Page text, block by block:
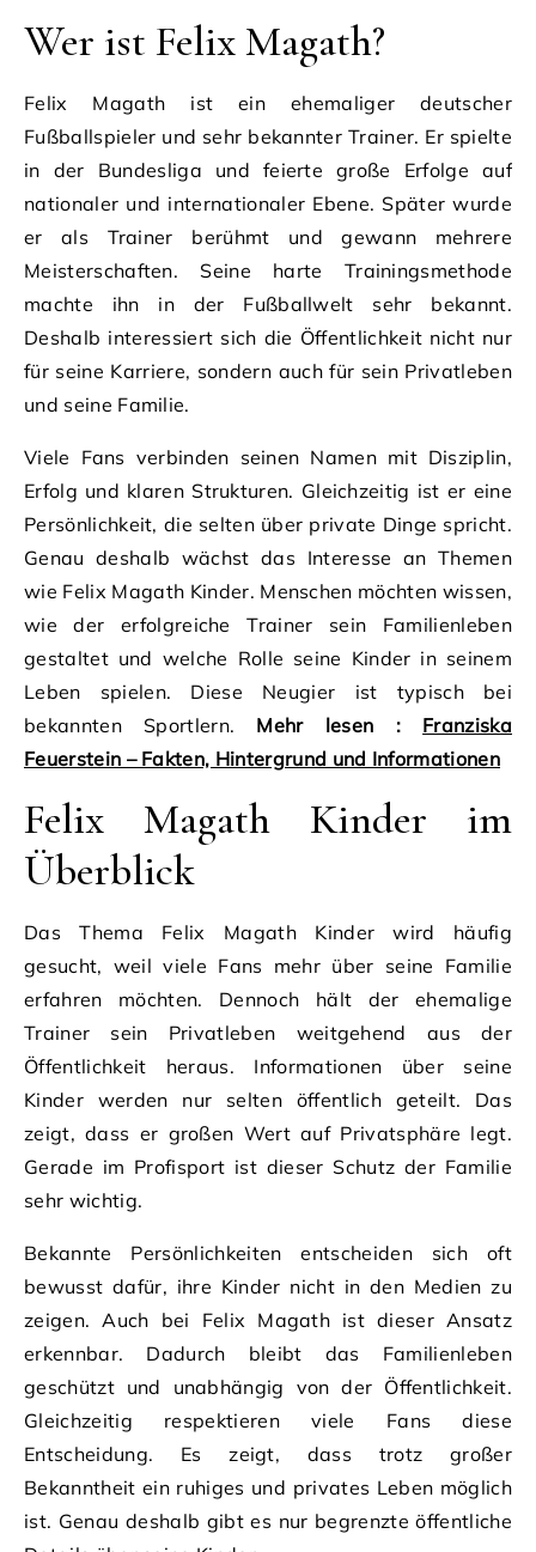
Wer ist Felix Magath?
Felix Magath ist ein ehemaliger deutscher
Fußballspieler und sehr bekannter Trainer. Er spielte
in der Bundesliga und feierte große Erfolge auf
nationaler und internationaler Ebene. Später wurde
er als Trainer berühmt und gewann mehrere
Meisterschaften. Seine harte Trainingsmethode
machte ihn in der Fußballwelt sehr bekannt.
Deshalb interessiert sich die Öffentlichkeit nicht nur
für seine Karriere, sondern auch für sein Privatleben
und seine Familie.
Viele Fans verbinden seinen Namen mit Disziplin,
Erfolg und klaren Strukturen. Gleichzeitig ist er eine
Persönlichkeit, die selten über private Dinge spricht.
Genau deshalb wächst das Interesse an Themen
wie Felix Magath Kinder. Menschen möchten wissen,
wie der erfolgreiche Trainer sein Familienleben
gestaltet und welche Rolle seine Kinder in seinem
Leben spielen. Diese Neugier ist typisch bei
bekannten Sportlern. Mehr lesen : Franziska
Feuerstein – Fakten, Hintergrund und Informationen
Felix Magath Kinder im
Überblick
Das Thema Felix Magath Kinder wird häufig
gesucht, weil viele Fans mehr über seine Familie
erfahren möchten. Dennoch hält der ehemalige
Trainer sein Privatleben weitgehend aus der
Öffentlichkeit heraus. Informationen über seine
Kinder werden nur selten öffentlich geteilt. Das
zeigt, dass er großen Wert auf Privatsphäre legt.
Gerade im Profisport ist dieser Schutz der Familie
sehr wichtig.
Bekannte Persönlichkeiten entscheiden sich oft
bewusst dafür, ihre Kinder nicht in den Medien zu
zeigen. Auch bei Felix Magath ist dieser Ansatz
erkennbar. Dadurch bleibt das Familienleben
geschützt und unabhängig von der Öffentlichkeit.
Gleichzeitig respektieren viele Fans diese
Entscheidung. Es zeigt, dass trotz großer
Bekanntheit ein ruhiges und privates Leben möglich
ist. Genau deshalb gibt es nur begrenzte öffentliche